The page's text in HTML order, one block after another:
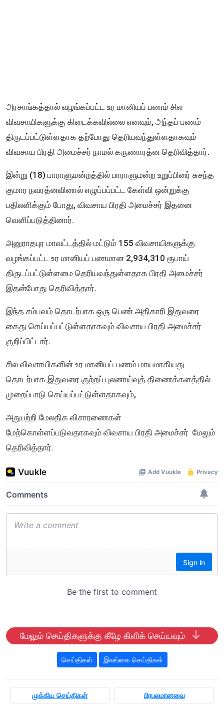
அரசாங்கத்தால் வழங்கப்பட்ட உர மானியப் பணம் சில
விவசாயிகளுக்கு கிடைக்கவில்லை எனவும், அந்தப் பணம்
திருடப்பட்டுள்ளதாக தற்போது தெரியவந்துள்ளதாகவும்
விவசாய பிரதி அமைச்சர் நாமல் கருணாரத்ன தெரிவித்தார்.
இன்று (18) பாராளுமன்றத்தில் பாராளுமன்ற உறுப்பினர் சுசந்த
குமார நவரத்னவினால் எழுப்பப்பட்ட கேள்வி ஒன்றுக்கு
பதிலளிக்கும் போது, விவசாய பிரதி அமைச்சர் இதனை
வெளிப்படுத்தினார்.
அனுராதபுர மாவட்டத்தில் மட்டும் 155 விவசாயிகளுக்கு
வழங்கப்பட்ட உர மானியப் பணமான 2,934,310 ரூபாய்
திருடப்பட்டுள்ளமை தெரியவந்துள்ளதாக பிரதி அமைச்சர்
இதன்போது தெரிவித்தார்.
இந்த சம்பவம் தொடர்பாக ஒரு பெண் அதிகாரி இதுவரை
கைது செய்யப்பட்டுள்ளதாகவும் விவசாய பிரதி அமைச்சர்
குறிப்பிட்டார்.
சில விவசாயிகளின் உர மானியப் பணம் மாயமாகியது
தொடர்பாக இதுவரை குற்றப் புலனாய்வுத் திணைக்களத்தில்
முறைப்பாடு செய்யப்பட்டுள்ளதாகவும்,
அதுபற்றி மேலதிக விசாரணைகள்
மேற்கொள்ளப்படுவதாகவும் விவசாய பிரதி அமைச்சர் மேலும்
தெரிவித்தார்.
மேலும் செய்திகளுக்கு கீழே கிளிக் செய்யவும்
செய்திகள் இலங்கை செய்திகள்
முக்கிய செய்திகள் பிரபலமானவை